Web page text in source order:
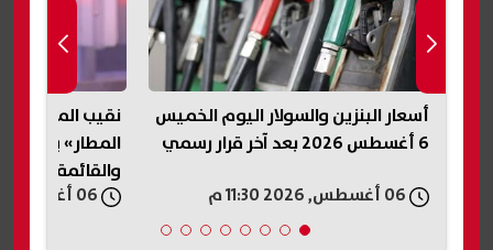
نقيب المأذونين: فيديو «سيدة
المطار» يعكس أزمة أسرية خطيرة..
عودة
مؤقت.. واستئناف